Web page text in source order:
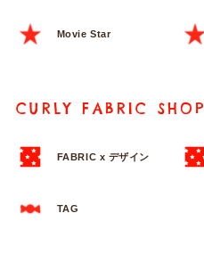
Movie Star
CURLY FABRIC SHOP
FABRIC x デザイン
TAG